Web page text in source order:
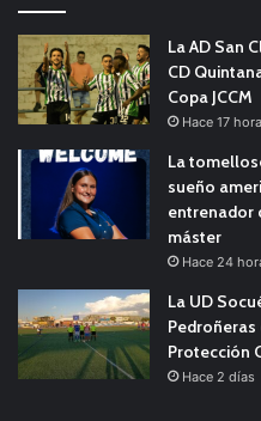
La AD San
CD
Copa JCCM
Hace 17
La
sueño
entrenador
máster
Hace 24
La UD
Protección
Hace 2 días